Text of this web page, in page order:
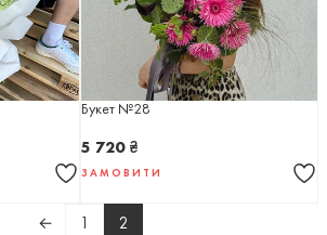
Букет №28
5 720 ₴
ЗАМОВИТИ
← 1 2